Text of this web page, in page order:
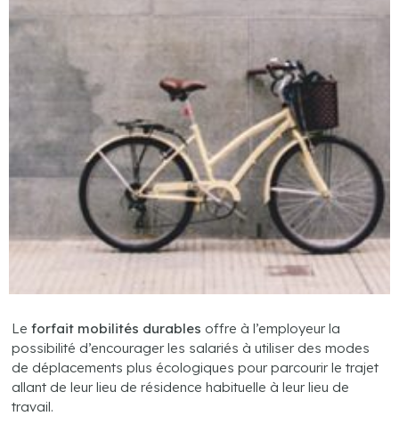
Leforfait mobilités durables offre à l’employeur la
possibilité d’encourager les salariés à utiliser des modes
de déplacements plus écologiques pour parcourir le trajet
allant de leur lieu de résidence habituelle à leur lieu de
travail.